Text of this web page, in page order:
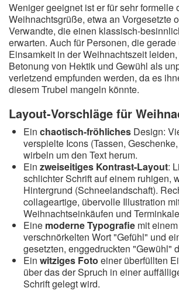
Weniger geeignet ist er für sehr formelle
Weihnachtsgrüße, etwa an Vorgesetzte
Verwandte, die einen klassisch-
erwarten. Auch für Personen, die
Einsamkeit in der Weihnachtszeit
Betonung von Hektik und Gewühl als
verletzend empfunden werden, da es
diesem Trubel mangeln könnte.
Layout-Vorschläge für
Ein chaotisch-fröhliches Design:
verspielte Icons (Tassen,
wirbeln um den Text herum.
Ein zweiseitiges Kontrast-Layout:
schlichter Schrift auf einem ruhigen,
Hintergrund (Schneelandschaft).
collageartige, übervolle Illustration
Weihnachtseinkäufen und
Eine moderne Typografie mit
verschnörkelten Wort "Gefühl" und
gesetzten, enggedruckten "Gewühl"
Ein witziges Foto einer überfüllten
über das der Spruch in einer
Schrift gelegt wird.